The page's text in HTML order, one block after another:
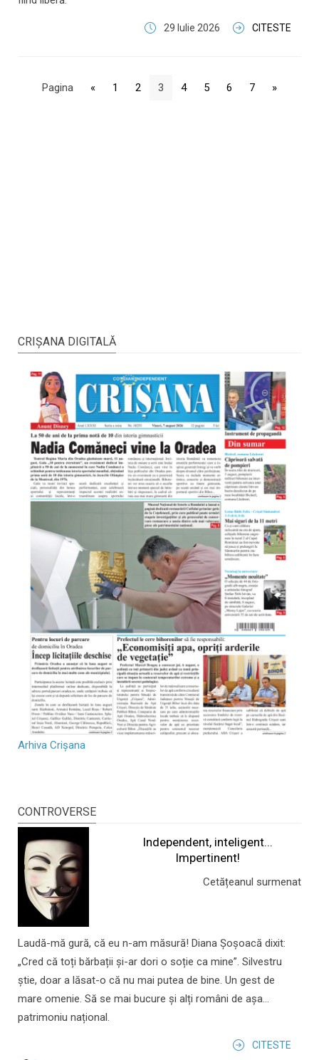
29 Iulie 2026 CITESTE
Pagina « 1 2 3 4 5 6 7 »
CRIŞANA DIGITALĂ
Arhiva Crișana
CONTROVERSE
Independent, inteligent...
Impertinent!
Cetățeanul surmenat
Laudă-mă gură, că eu n-am măsură! Diana Șoșoacă dixit:
„Cred că toți bărbații și-ar dori o soție ca mine”. Silvestru
știe, doar a lăsat-o că nu mai putea de bine. Un gest de
mare omenie. Să se mai bucure și alți români de așa...
patrimoniu național.
CITESTE